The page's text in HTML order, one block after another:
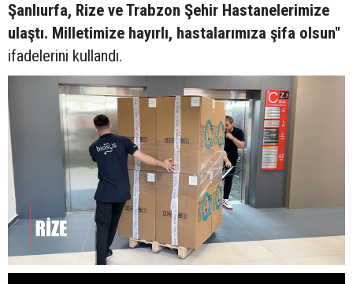
Şanlıurfa, Rize ve Trabzon Şehir Hastanelerimize
ulaştı. Milletimize hayırlı, hastalarımıza şifa olsun"
ifadelerini kullandı.